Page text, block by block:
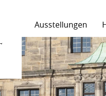
Ausstellungen